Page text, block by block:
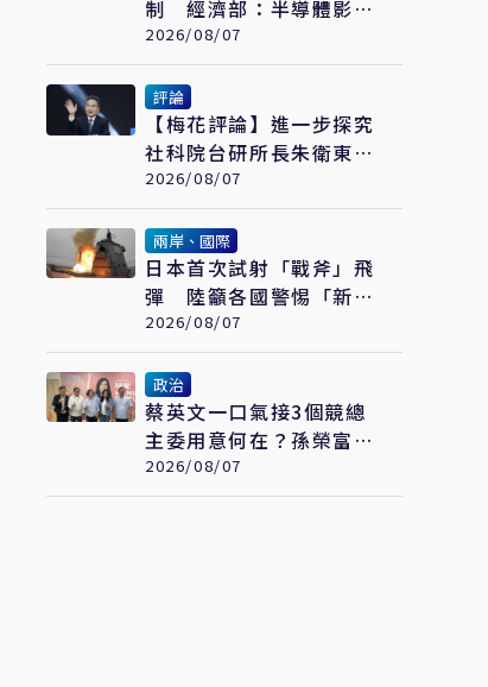
制 經濟部：半導體影響
可控、太陽能產業衝擊有
限
2026/08/07
評論
【梅花評論】進一步探究
社科院台研所長朱衛東的
「不統而統」
2026/08/07
兩岸、國際
日本首次試射「戰斧」飛
彈 陸籲各國警惕「新型
軍國主義」發展
2026/08/07
政治
蔡英文一口氣接3個競總
主委用意何在？孫榮富：
想「進場」接黨主席
2026/08/07